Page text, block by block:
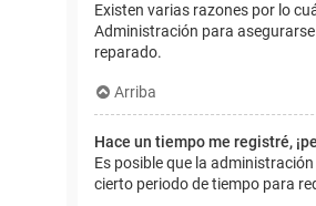
Existen varias razones por lo
Administración para
reparado.
Arriba
Hace un tiempo me registré,
Es posible que la
cierto periodo de tiempo para